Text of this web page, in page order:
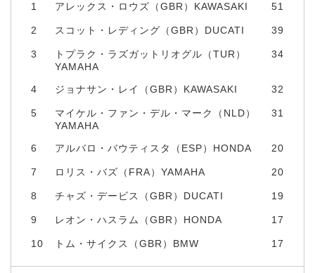
1 アレックス・ロウズ（GBR）KAWASAKI 51
2 スコット・レディング（GBR）DUCATI 39
3
トプラク・ラズガットリオグル（TUR）
YAMAHA
34
4 ジョナサン・レイ（GBR）KAWASAKI 32
5
マイケル・ファン・デル・マーク（NLD）
YAMAHA
31
6 アルバロ・バウティスタ（ESP）HONDA 20
7 ロリス・バズ（FRA）YAMAHA 20
8 チャズ・デービス（GBR）DUCATI 19
9 レオン・ハスラム（GBR）HONDA 17
10 トム・サイクス（GBR）BMW 17